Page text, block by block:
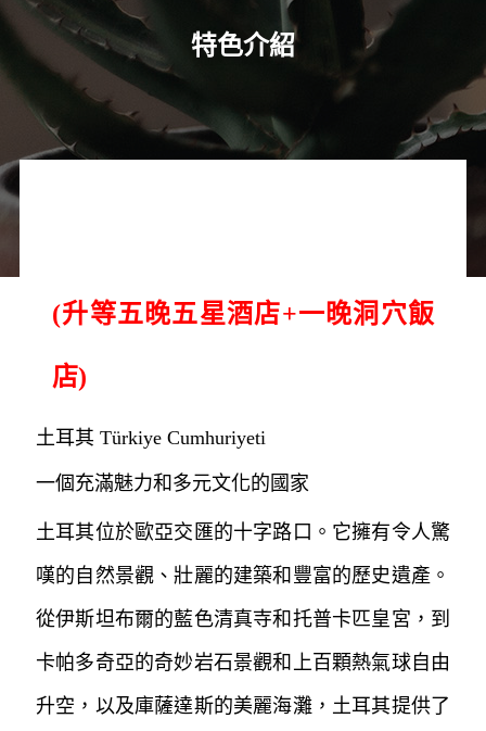
特色介紹
(升等五晚五星酒店+一晚洞穴飯
店)
土耳其 Türkiye Cumhuriyeti
一個充滿魅力和多元文化的國家
土耳其位於歐亞交匯的十字路口。它擁有令人驚
嘆的自然景觀、壯麗的建築和豐富的歷史遺產。
從伊斯坦布爾的藍色清真寺和托普卡匹皇宮，到
卡帕多奇亞的奇妙岩石景觀和上百顆熱氣球自由
升空，以及庫薩達斯的美麗海灘，土耳其提供了